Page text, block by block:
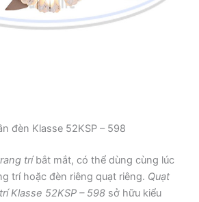
đèn Klasse 52KSP – 598
tríbắt mắt, có thể dùng cùng lúc
trí hoặc đèn riêng quạt riêng. Quạt
Klasse 52KSP – 598 sở hữu kiểu